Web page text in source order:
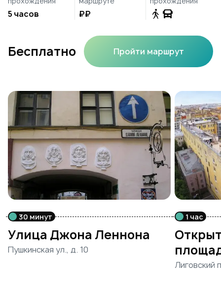
5 часов ₽₽
Бесплатно Пройти маршрут
30 минут
Улица Джона Леннона
Пушкинская ул., д. 10
1 час
Лиговский